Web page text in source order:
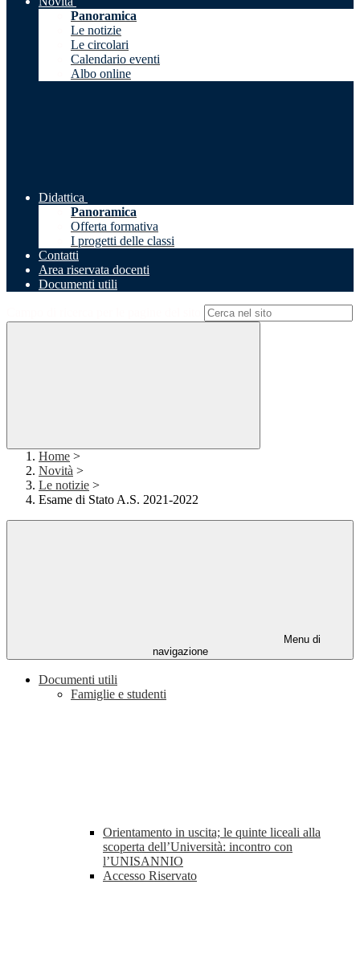
Panoramica
Le notizie
Le circolari
Calendario eventi
Albo online
Didattica
Panoramica
Offerta formativa
I progetti delle classi
Contatti
Area riservata docenti
Documenti utili
Home >
Novità >
Le notizie >
Esame di Stato A.S. 2021-2022
Menu di
navigazione
Documenti utili
Famiglie e studenti
Orientamento in uscita; le quinte liceali alla
scoperta dell’Università: incontro con
l’UNISANNIO
Accesso Riservato